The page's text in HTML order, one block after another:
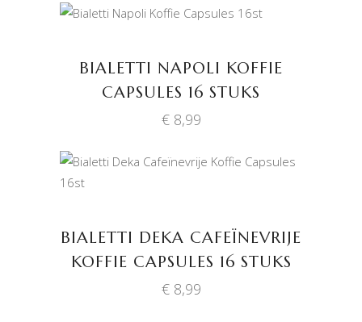
€ 32,96.€ 29,95.
BIALETTI NAPOLI KOFFIE
CAPSULES 16 STUKS
€8,99
BIALETTI DEKA CAFEÏNEVRIJE
KOFFIE CAPSULES 16 STUKS
€8,99